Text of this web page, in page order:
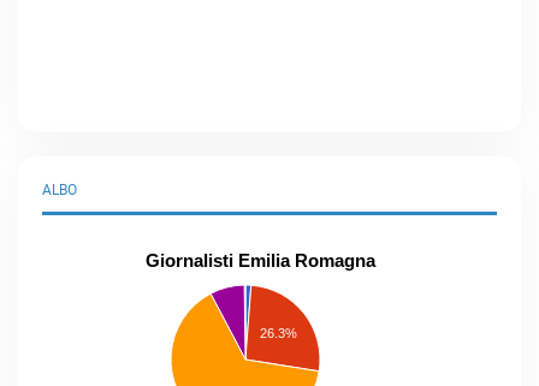
ALBO
Giornalisti Emilia Romagna
26.3%